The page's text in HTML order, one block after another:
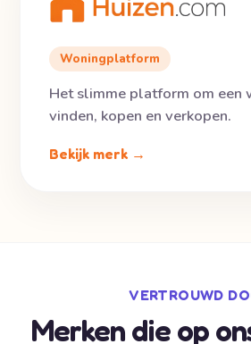
Woningplatform
Het slimme platform om een
vinden, kopen en verkopen.
Bekijk merk →
VERTROUWD
Merken die op